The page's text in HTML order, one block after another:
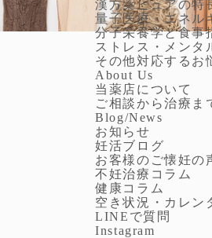
漢方薬ピュアの特
量子医療・エネル
分子栄養学と食事
ストレス・メンタ
その他対応するお
About Us
当薬店について
ご相談から治療ま
Blog/News
お知らせ
妊活ブログ
お客様のご懐妊の
不妊治療コラム
健康コラム
空き状況・カレン
LINEで質問
Instagram